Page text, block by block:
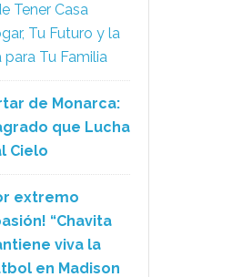
Tener Casa
Tu Futuro y la
para Tu Familia
de Monarca:
que Lucha
Cielo
extremo
“Chavita
viva la
en Madison